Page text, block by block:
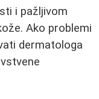
i pažljivom
Ako problemi
dermatologa